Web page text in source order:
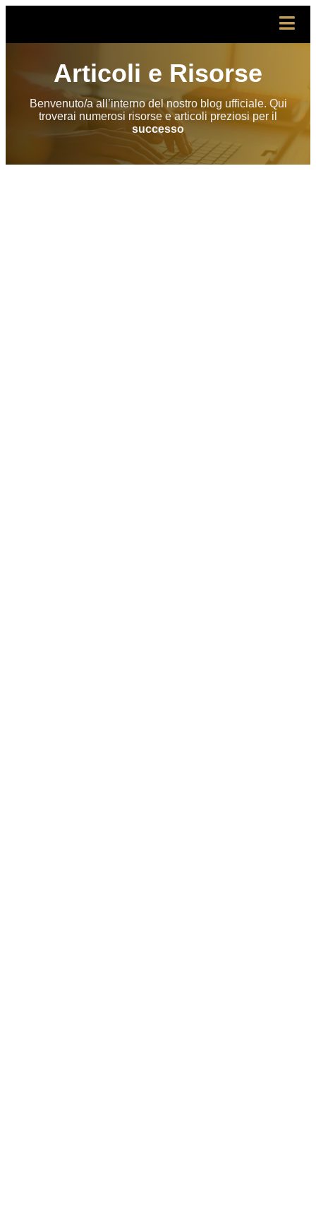
Articoli e Risorse
Benvenuto/a all’interno del nostro blog ufficiale. Qui
troverai numerosi risorse e articoli preziosi per il
successo